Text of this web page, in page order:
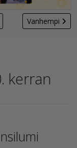
Vanhempi
kerran